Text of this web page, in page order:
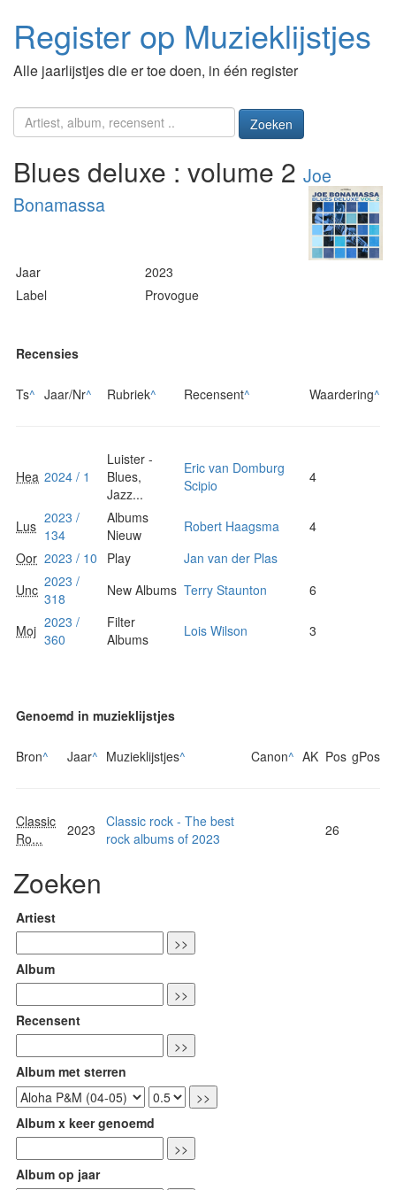
Register op Muzieklijstjes
Alle jaarlijstjes die er toe doen, in één register
Zoeken
Blues deluxe : volume 2 Joe
Bonamassa
Jaar
2023
Label
Provogue
Recensies
Ts^ Jaar/Nr^ Rubriek^ Recensent^ Waardering^
Hea 2024 / 1
Luister -
Blues,
Jazz...
Eric van Domburg
Scipio
4
Lus 2023 /
134
Albums
Nieuw
Robert Haagsma
4
Oor 2023 / 10 Play
Jan van der Plas
Unc 2023 /
318
New Albums Terry Staunton 6
Moj 2023 /
360
Filter
Albums
Lois Wilson 3
Genoemd in muzieklijstjes
Bron^ Jaar^ Muzieklijstjes^ Canon^ AK Pos gPos
Classic
Ro...
2023
Classic rock - The best
rock albums of 2023
26
Zoeken
Artiest
Album
Recensent
Album met sterren
Album x keer genoemd
Album op jaar